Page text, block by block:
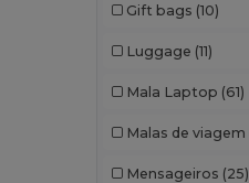
Gift bags (10)
Luggage (11)
Mala Laptop (61)
Malas de viagem
Mensageiros (25)